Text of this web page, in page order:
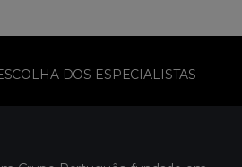
DOS ESPECIALISTAS